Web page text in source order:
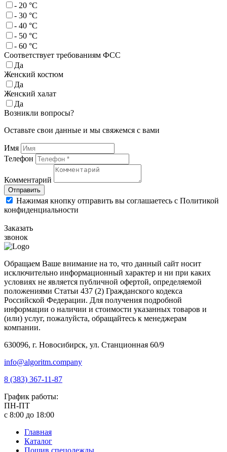
- 20 °C
- 30 °C
- 40 °C
- 50 °C
- 60 °C
Соответствует требованиям ФСС
Да
Женский костюм
Да
Женский халат
Да
Возникли вопросы?
Оставьте свои данные и мы свяжемся с вами
Имя
Телефон
Комментарий
Отправить
Нажимая кнопку отправить вы соглашаетесь с Политикой
конфиденциальности
Заказать
звонок
Обращаем Ваше внимание на то, что данный сайт носит
исключительно информационный характер и ни при каких
условиях не является публичной офертой, определяемой
положениями Статьи 437 (2) Гражданского кодекса
Российской Федерации. Для получения подробной
информации о наличии и стоимости указанных товаров и
(или) услуг, пожалуйста, обращайтесь к менеджерам
компании.
630096, г. Новосибирск, ул. Станционная 60/9
info@algoritm.company
8 (383) 367-11-87
График работы:
ПН-ПТ
с 8:00 до 18:00
Главная
Каталог
Пошив спецодежды